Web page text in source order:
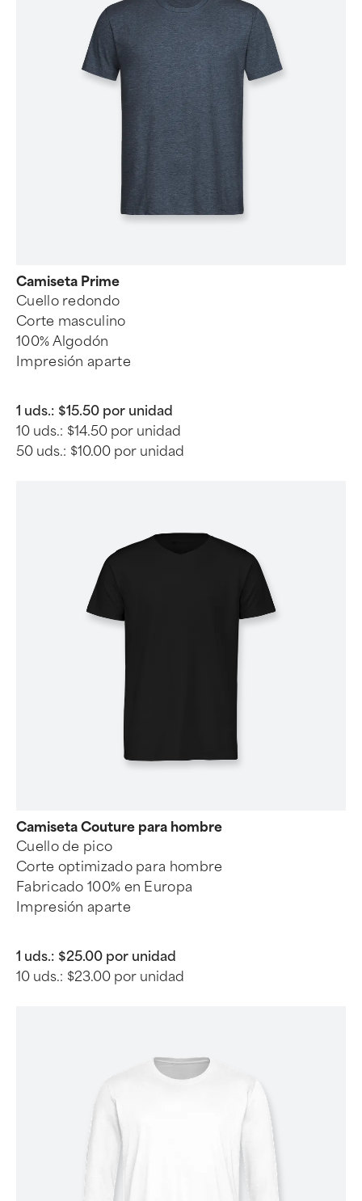
Camiseta Prime
Cuello redondo
Corte masculino
100% Algodón
Impresión aparte
1 uds.: $15.50 por unidad
10 uds.: $14.50 por unidad
50 uds.: $10.00 por unidad
Camiseta Couture para hombre
Cuello de pico
Corte optimizado para hombre
Fabricado 100% en Europa
Impresión aparte
1 uds.: $25.00 por unidad
10 uds.: $23.00 por unidad